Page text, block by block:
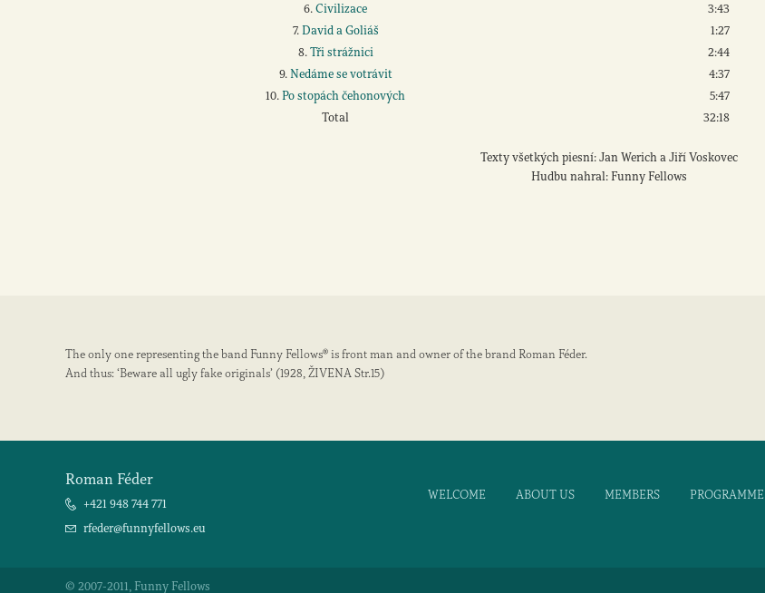
6.Civilizace
3:43
7.David a Goliáš
1:27
8.Tři strážnici
2:44
9.Nedáme se votrávit
4:37
10.Po stopách čehonových
5:47
Total
32:18
Texty všetkých piesní: Jan Werich a Jiří Voskovec
Hudbu nahral: Funny Fellows
The only one representing the band Funny Fellows® is front man and owner of the brand Roman Féder.
And thus: ‘Beware all ugly fake originals’ (1928, ŽIVENA Str.15)
Roman Féder
+421 948 744 771
rfeder@funnyfellows.eu
WELCOME ABOUT US MEMBERS PROGRAMME
© 2007-2011, Funny Fellows